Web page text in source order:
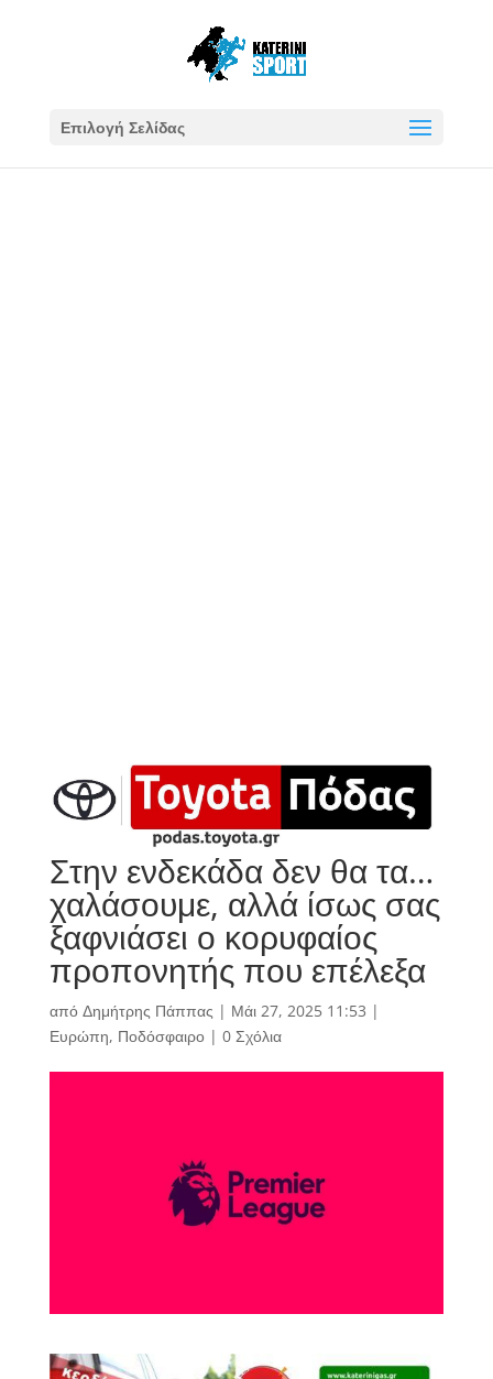
Επιλογή Σελίδας
Στην ενδεκάδα δεν θα τα…
χαλάσουμε, αλλά ίσως σας
ξαφνιάσει ο κορυφαίος
προπονητής που επέλεξα
από Δημήτρης Πάππας | Μάι 27, 2025 11:53 |
Ευρώπη, Ποδόσφαιρο| 0 Σχόλια